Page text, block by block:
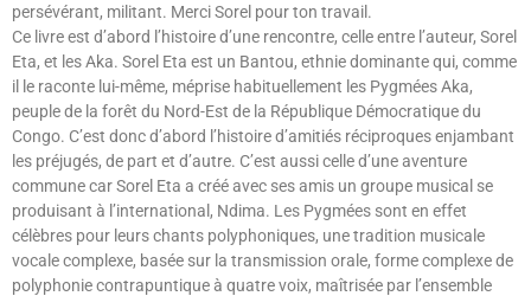
persévérant, militant. Merci Sorel pour ton travail.
Ce livre est d’abord l’histoire d’une rencontre, celle entre l’auteur, Sorel
Eta, et les Aka. Sorel Eta est un Bantou, ethnie dominante qui, comme
il le raconte lui-même, méprise habituellement les Pygmées Aka,
peuple de la forêt du Nord-Est de la République Démocratique du
Congo. C’est donc d’abord l’histoire d’amitiés réciproques enjambant
les préjugés, de part et d’autre. C’est aussi celle d’une aventure
commune car Sorel Eta a créé avec ses amis un groupe musical se
produisant à l’international, Ndima. Les Pygmées sont en effet
célèbres pour leurs chants polyphoniques, une tradition musicale
vocale complexe, basée sur la transmission orale, forme complexe de
polyphonie contrapuntique à quatre voix, maîtrisée par l’ensemble